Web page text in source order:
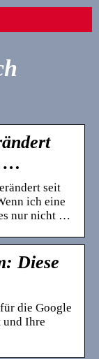
…
seit
ich eine
nur nicht …
Diese
die Google
und Ihre